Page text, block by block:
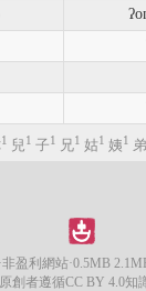
1 兒1 子1 兄1 姑1 姨1 弟
·非盈利網站·0.5MB
創者遵循CC BY 4.0知